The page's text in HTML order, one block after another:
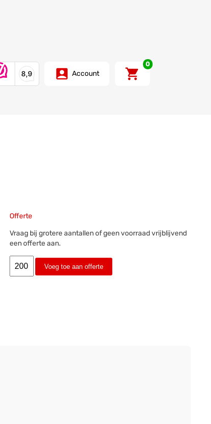
Account
0
Offerte
Vraag bij grotere aantallen of geen voorraad vrijblijvend
een offerte aan.
Voeg toe aan offerte